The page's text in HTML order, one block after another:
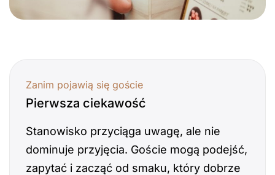
Zanim pojawią się goście
Pierwsza ciekawość
Stanowisko przyciąga uwagę, ale nie
dominuje przyjęcia. Goście mogą podejść,
zapytać i zacząć od smaku, który dobrze